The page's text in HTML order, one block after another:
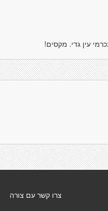
עין גדי. מקסים!
צרו קשר עם צורה